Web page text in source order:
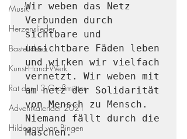
Musik
Herzenslieder
Bastelideen
Kunst-Hand-Werk
Rat der 13 Großmütter
Adventkalender 2021
Hildegard von Bingen
Wir weben das Netz
Verbunden durch
sichtbare und
unsichtbare Fäden leben
und wirken wir vielfach
vernetzt. Wir weben mit
am netz der Solidarität
von Mensch zu Mensch.
Niemand fällt durch die
Maschen.